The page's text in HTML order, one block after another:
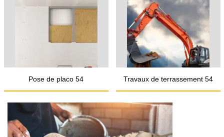
Pose de placo 54 Travaux de terrassement 54